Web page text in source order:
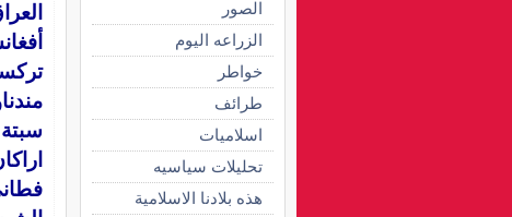
سبتة
الصور
الزراعه اليوم
خواطر
طرائف
اسلاميات
تحليلات سياسيه
هذه بلادنا الاسلامية